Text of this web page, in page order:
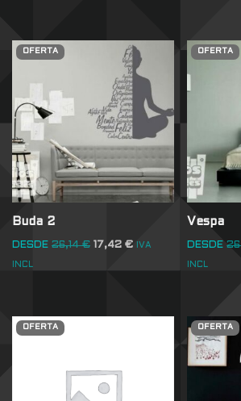
OFERTA
Buda 2
DESDE 26,14€ 17,42 € IVA
INCL
OFERTA
Vespa
DESDE
INCL
OFERTA OFERTA